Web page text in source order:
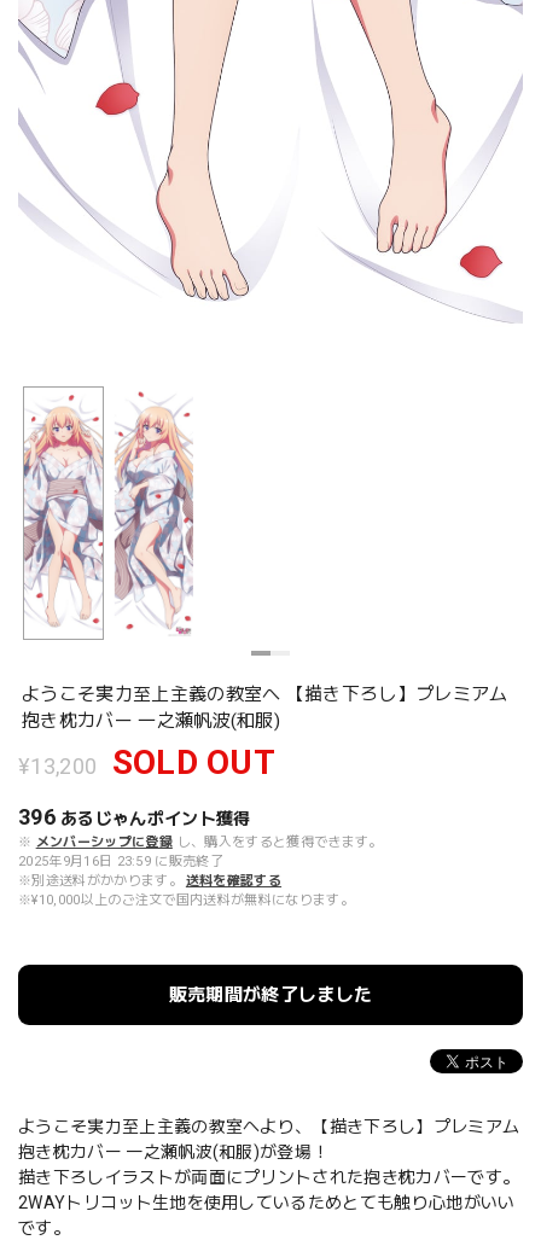
ようこそ実力至上主義の教室へ 【描き下ろし】プレミアム
抱き枕カバー 一之瀬帆波(和服)
¥13,200 SOLD OUT
396 あるじゃんポイント獲得
※ メンバーシップに登録 し、購入をすると獲得できます。
2025年9月16日 23:59 に販売終了
※別途送料がかかります。
送料を確認する
※¥10,000以上のご注文で国内送料が無料になります。
販売期間が終了しました
ようこそ実力至上主義の教室へより、【描き下ろし】プレミアム
抱き枕カバー 一之瀬帆波(和服)が登場！
描き下ろしイラストが両面にプリントされた抱き枕カバーです。
2WAYトリコット生地を使用しているためとても触り心地がいい
です。